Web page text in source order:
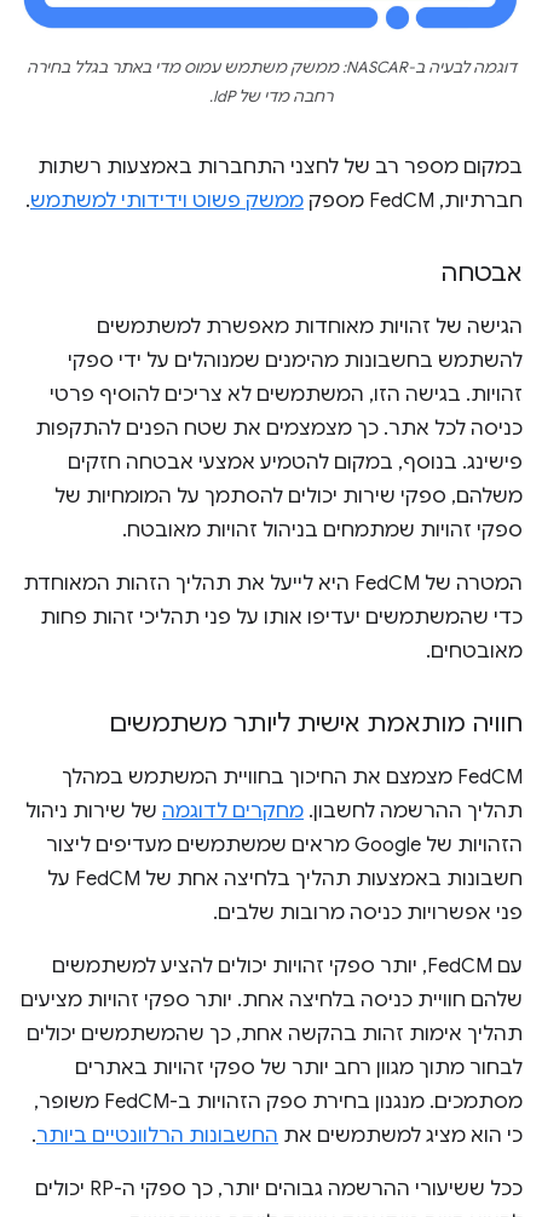
דוגמה לבעיה ב-NASCAR: ממשק משתמש עמוס מדי באתר בגלל בחירה
רחבה מדי של IdP.
במקום מספר רב של לחצני התחברות באמצעות רשתות
חברתיות, FedCM מספק
ממשק פשוט וידידותי למשתמש.
אבטחה
הגישה של זהויות מאוחדות מאפשרת למשתמשים
להשתמש בחשבונות מהימנים שמנוהלים על ידי ספקי
זהויות. בגישה הזו, המשתמשים לא צריכים להוסיף פרטי
כניסה לכל אתר. כך מצמצמים את שטח הפנים להתקפות
פישינג. בנוסף, במקום להטמיע אמצעי אבטחה חזקים
משלהם, ספקי שירות יכולים להסתמך על המומחיות של
ספקי זהויות שמתמחים בניהול זהויות מאובטח.
המטרה של FedCM היא לייעל את תהליך הזהות המאוחדת
כדי שהמשתמשים יעדיפו אותו על פני תהליכי זהות פחות
מאובטחים.
חוויה מותאמת אישית ליותר משתמשים
FedCM מצמצם את החיכוך בחוויית המשתמש במהלך
תהליך ההרשמה לחשבון. מחקרים לדוגמה של שירות ניהול
הזהויות של Google מראים שמשתמשים מעדיפים ליצור
חשבונות באמצעות תהליך בלחיצה אחת של FedCM על
פני אפשרויות כניסה מרובות שלבים.
עם FedCM, יותר ספקי זהויות יכולים להציע למשתמשים
שלהם חוויית כניסה בלחיצה אחת. יותר ספקי זהויות מציעים
תהליך אימות זהות בהקשה אחת, כך שהמשתמשים יכולים
לבחור מתוך מגוון רחב יותר של ספקי זהויות באתרים
מסתמכים. מנגנון בחירת ספק הזהויות ב-FedCM משופר,
כי הוא מציג למשתמשים את החשבונות הרלוונטיים ביותר.
ככל ששיעורי ההרשמה גבוהים יותר, כך ספקי ה-RP יכולים